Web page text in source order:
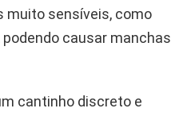
muito sensíveis, como
causar manchas
cantinho discreto e